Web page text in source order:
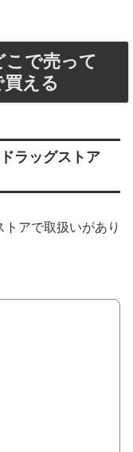
こで売って
える
ラッグストア
アで取扱いがあり